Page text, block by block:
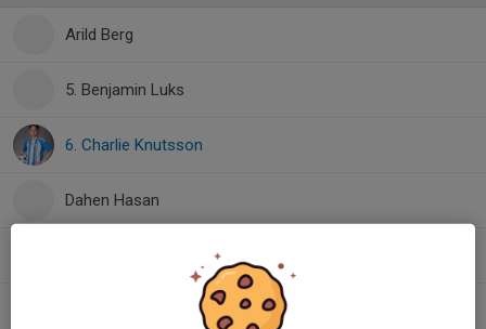
Arild Berg
5. Benjamin Luks
6. Charlie Knutsson
Dahen Hasan